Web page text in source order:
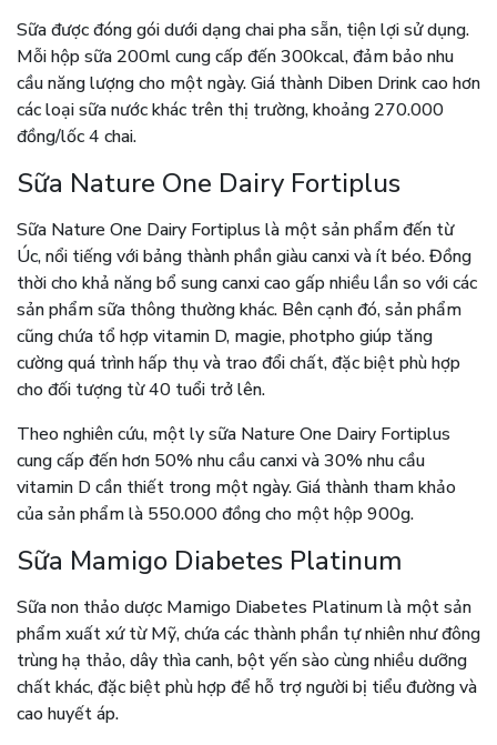
Sữa được đóng gói dưới dạng chai pha sẵn, tiện lợi sử dụng.
Mỗi hộp sữa 200ml cung cấp đến 300kcal, đảm bảo nhu
cầu năng lượng cho một ngày. Giá thành Diben Drink cao hơn
các loại sữa nước khác trên thị trường, khoảng 270.000
đồng/lốc 4 chai.
Sữa Nature One Dairy Fortiplus
Sữa Nature One Dairy Fortiplus là một sản phẩm đến từ
Úc, nổi tiếng với bảng thành phần giàu canxi và ít béo. Đồng
thời cho khả năng bổ sung canxi cao gấp nhiều lần so với các
sản phẩm sữa thông thường khác. Bên cạnh đó, sản phẩm
cũng chứa tổ hợp vitamin D, magie, photpho giúp tăng
cường quá trình hấp thụ và trao đổi chất, đặc biệt phù hợp
cho đối tượng từ 40 tuổi trở lên.
Theo nghiên cứu, một ly sữa Nature One Dairy Fortiplus
cung cấp đến hơn 50% nhu cầu canxi và 30% nhu cầu
vitamin D cần thiết trong một ngày. Giá thành tham khảo
của sản phẩm là 550.000 đồng cho một hộp 900g.
Sữa Mamigo Diabetes Platinum
Sữa non thảo dược Mamigo Diabetes Platinum là một sản
phẩm xuất xứ từ Mỹ, chứa các thành phần tự nhiên như đông
trùng hạ thảo, dây thìa canh, bột yến sào cùng nhiều dưỡng
chất khác, đặc biệt phù hợp để hỗ trợ người bị tiểu đường và
cao huyết áp.